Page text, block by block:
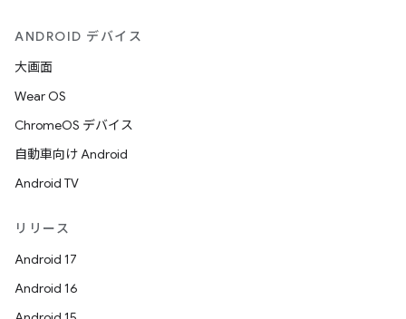
ANDROID デバイス
大画面
Wear OS
ChromeOS デバイス
自動車向け Android
Android TV
リリース
Android 17
Android 16